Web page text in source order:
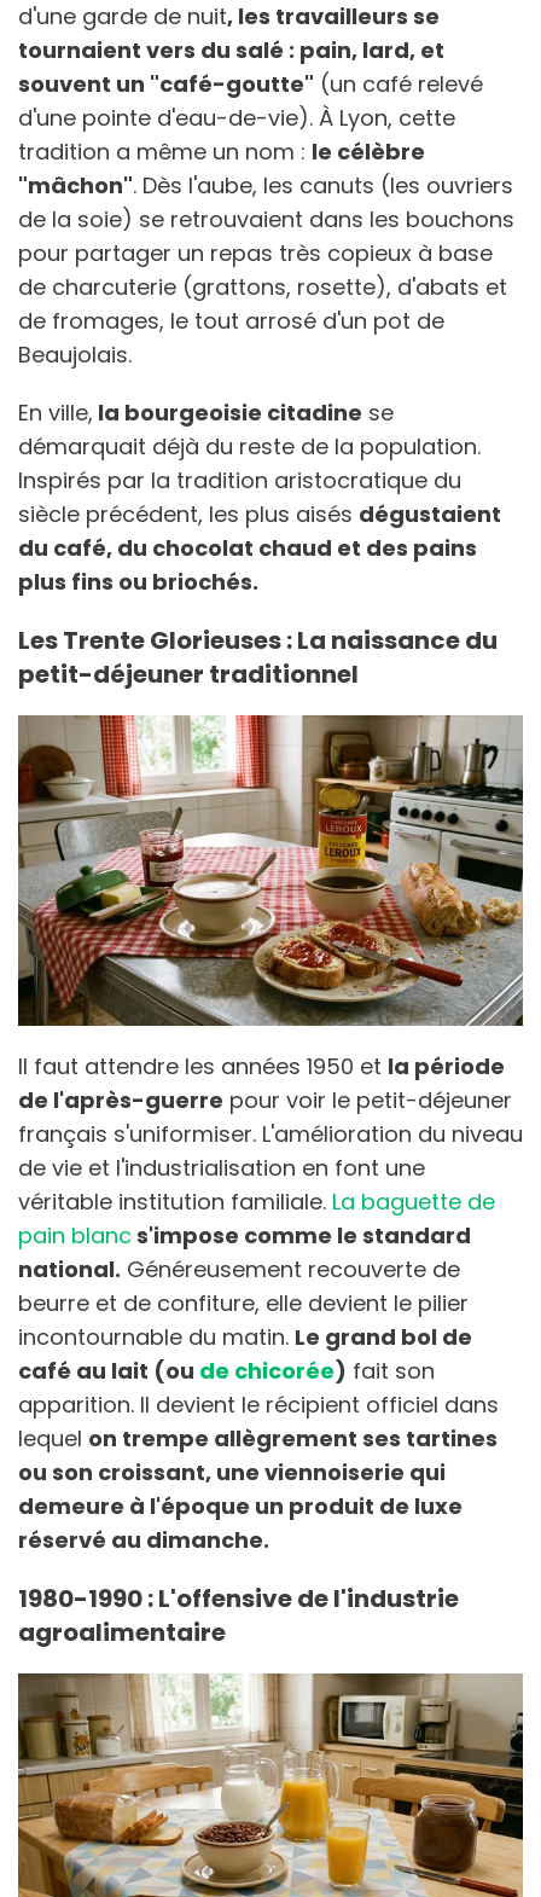
d'une garde de nuit, les travailleurs se
tournaient vers du salé : pain, lard, et
souvent un "café-goutte" (un café relevé
d'une pointe d'eau-de-vie). À Lyon, cette
tradition a même un nom : le célèbre
"mâchon". Dès l'aube, les canuts (les ouvriers
de la soie) se retrouvaient dans les bouchons
pour partager un repas très copieux à base
de charcuterie (grattons, rosette), d'abats et
de fromages, le tout arrosé d'un pot de
Beaujolais.
En ville, la bourgeoisie citadine se
démarquait déjà du reste de la population.
Inspirés par la tradition aristocratique du
siècle précédent, les plus aisés dégustaient
du café, du chocolat chaud et des pains
plus fins ou briochés.
Les Trente Glorieuses : La naissance du
petit-déjeuner traditionnel
Il faut attendre les années 1950 et la période
de l'après-guerre pour voir le petit-déjeuner
français s'uniformiser. L'amélioration du niveau
de vie et l'industrialisation en font une
véritable institution familiale. La baguette de
pain blanc s'impose comme le standard
national. Généreusement recouverte de
beurre et de confiture, elle devient le pilier
incontournable du matin. Le grand bol de
café au lait (ou de chicorée) fait son
apparition. Il devient le récipient officiel dans
lequel on trempe allègrement ses tartines
ou son croissant, une viennoiserie qui
demeure à l'époque un produit de luxe
réservé au dimanche.
1980-1990 : L'offensive de l'industrie
agroalimentaire